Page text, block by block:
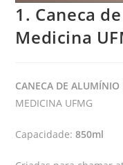
1. Caneca
Medicina
CANECA DE ALUMÍNIO
MEDICINA UFMG
Capacidade:850ml